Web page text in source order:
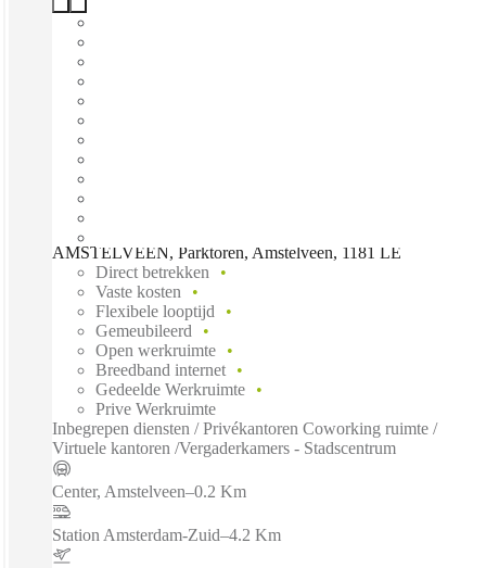
AMSTELVEEN, Parktoren, Amstelveen, 1181 LE
Direct betrekken
Vaste kosten
Flexibele looptijd
Gemeubileerd
Open werkruimte
Breedband internet
Gedeelde Werkruimte
Prive Werkruimte
Inbegrepen diensten / Privékantoren Coworking ruimte /
Virtuele kantoren /Vergaderkamers - Stadscentrum
Center, Amstelveen–0.2 Km
Station Amsterdam-Zuid–4.2 Km